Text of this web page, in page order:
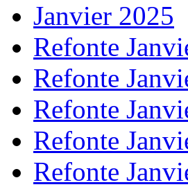
Janvier 2025
Refonte
Refonte
Refonte
Refonte
Refonte